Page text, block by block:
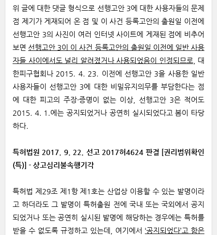
위 글에 대한 댓글 형식으로 선행고안 3에 대한 사용자들의 문제
점 제기가 게재되어 온 점 및 이 사건 등록고안의 출원일 이전에
선행고안 3의 사진이 여러 인터넷 사이트에 게재된 점에 비추어
보면 선행고안 3이 이 사건 등록고안의 출원일 이전에 일반 사용
자들 사이에서도 널리 알려졌거나 사용되었음이 인정되므로 , 대
한피구협회나 2015. 4. 23. 이전에 선행고안 3을 사용한 일반
사용자들이 선행고안 3에 대한 비밀유지의무를 부담한다는 점
에 대한 피고의 주장·증명이 없는 이상, 선행고안 3은 적어도
2015. 4. 1.에는 공지되었거나 공연히 실시되었다고 봄이 타당
하다.
특허법원 2017. 9. 22. 선고 2017허4624 판결 [권리범위확인
(특)] - 상고심리불속행기각
특허법 제29조 제1항 제1호는 산업상 이용할 수 있는 발명이라
고 하더라도 그 발명이 특허출원 전에 국내 또는 국외에서 공지
되었거나 또는 공연히 실시된 발명에 해당하는 경우에는 특허를
받을 수 없도록 규정하고 있는데, 여기에서 ‘공지되었다’고 함은